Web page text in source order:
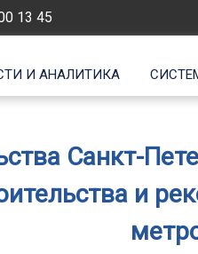
13 45
И АНАЛИТИКА
Санкт-
и